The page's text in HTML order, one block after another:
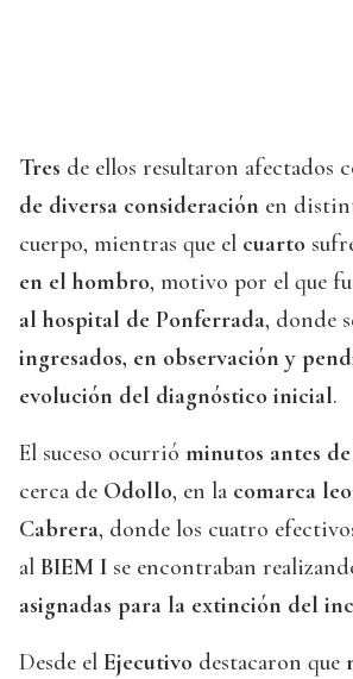
Tres de ellos resultaron afectados
de diversa consideración en
cuerpo, mientras que el cuarto
en el hombro, motivo por el que
al hospital de Ponferrada, donde
ingresados, en observación y
evolución del diagnóstico inicial.
El suceso ocurrió minutos antes
cerca de Odollo, en la comarca
Cabrera, donde los cuatro
al BIEM I se encontraban
asignadas para la extinción del
Desde el Ejecutivo destacaron que